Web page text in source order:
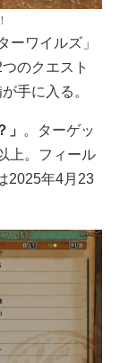
ワイルズ」
のクエスト
手に入る。
」
。ターゲッ
上。フィール
2025年4月23